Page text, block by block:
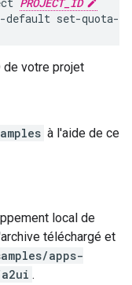
default set-quota-
de votre projet
à l'aide de ce
local de
téléchargé et
apps-
.